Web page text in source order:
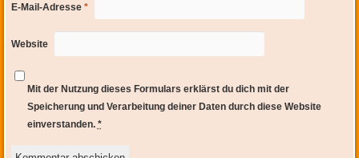
E-Mail-Adresse *
Website
Mit der Nutzung dieses Formulars erklärst du dich mit der
Speicherung und Verarbeitung deiner Daten durch diese Website
einverstanden. *